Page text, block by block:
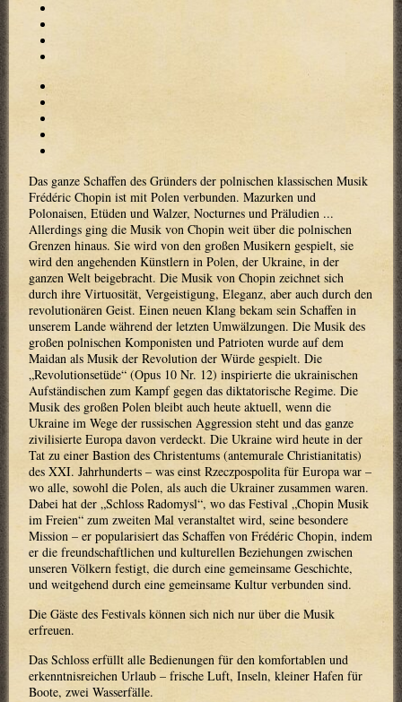
Das ganze Schaffen des Gründers der polnischen klassischen Musik
Frédéric Chopin ist mit Polen verbunden. Mazurken und
Polonaisen, Etüden und Walzer, Nocturnes und Präludien ...
Allerdings ging die Musik von Chopin weit über die polnischen
Grenzen hinaus. Sie wird von den großen Musikern gespielt, sie
wird den angehenden Künstlern in Polen, der Ukraine, in der
ganzen Welt beigebracht. Die Musik von Chopin zeichnet sich
durch ihre Virtuosität, Vergeistigung, Eleganz, aber auch durch den
revolutionären Geist. Einen neuen Klang bekam sein Schaffen in
unserem Lande während der letzten Umwälzungen. Die Musik des
großen polnischen Komponisten und Patrioten wurde auf dem
Maіdan als Musik der Revolution der Würde gespielt. Die
„Revolutionsetüde“ (Opus 10 Nr. 12) inspirierte die ukrainischen
Aufständischen zum Kampf gegen das diktatorische Regime. Die
Musik des großen Polen bleibt auch heute aktuell, wenn die
Ukraine im Wege der russischen Aggression steht und das ganze
zivilisierte Europa davon verdeckt. Die Ukraine wird heute in der
Tat zu einer Bastion des Christentums (antemurale Christianitatis)
des XXI. Jahrhunderts – was einst Rzeczpospolita für Europa war –
wo alle, sowohl die Polen, als auch die Ukrainer zusammen waren.
Dabei hat der „Schloss Radomysl“, wo das Festival „Chopin Musik
im Freien“ zum zweiten Mal veranstaltet wird, seine besondere
Mission – er popularisiert das Schaffen von Frédéric Chopin, indem
er die freundschaftlichen und kulturellen Beziehungen zwischen
unseren Völkern festigt, die durch eine gemeinsame Geschichte,
und weitgehend durch eine gemeinsame Kultur verbunden sind.
Die Gäste des Festivals können sich nich nur über die Musik
erfreuen.
Das Schloss erfüllt alle Bedienungen für den komfortablen und
erkenntnisreichen Urlaub – frische Luft, Inseln, kleiner Hafen für
Boote, zwei Wasserfälle.